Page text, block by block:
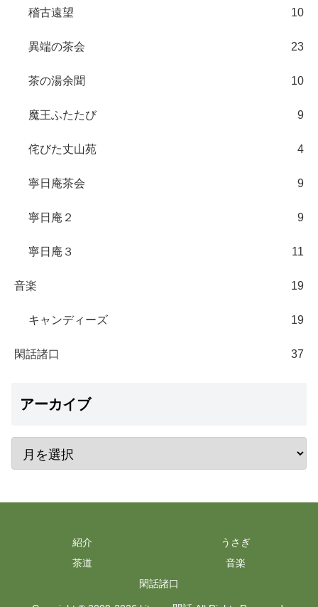
稽古遠望 10
異端の茶会 23
茶の湯余聞 10
魔王ふたたび 9
侘びた丈山苑 4
寧日庵茶会 9
寧日庵２ 9
寧日庵３ 11
音楽 19
キャンディーズ 19
閑話諸口 37
アーカイブ
紹介
うさぎ
茶道
音楽
閑話諸口